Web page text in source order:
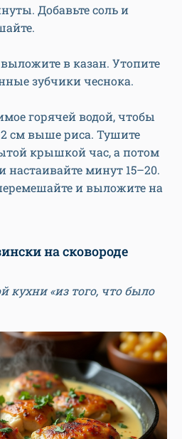
Добавьте соль и
в казан. Утопите
зубчики чеснока.
горячей водой, чтобы
см выше риса. Тушите
крышкой час, а потом
настаивайте минут 15–20.
и выложите на
на сковороде
кухни «из того, что было